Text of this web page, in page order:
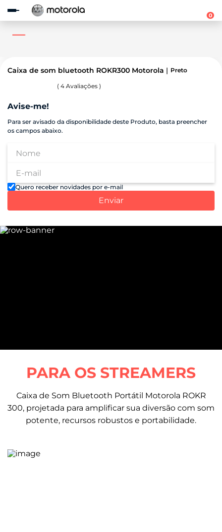
Observação:
este
site
acessibilidade.
0
Caixa de som bluetooth ROKR300 Motorola Preto
( 4 Avaliações )
Avise-me!
Para ser avisado da disponibilidade deste Produto, basta preencher
os campos abaixo.
Quero receber novidades por e-mail
Enviar
PARA OS STREAMERS
Caixa de Som Bluetooth Portátil Motorola ROKR
300, projetada para amplificar sua diversão com som
potente, recursos robustos e portabilidade.